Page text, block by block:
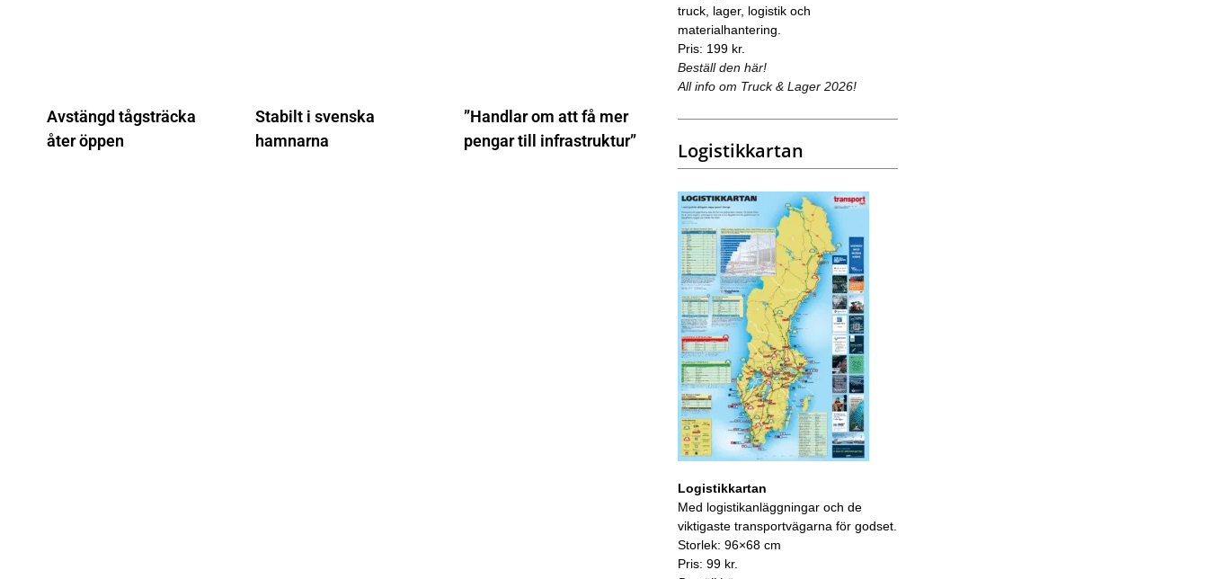
Avstängd tågsträcka
åter öppen
Stabilt i svenska
hamnarna
”Handlar om att få mer
pengar till infrastruktur”
truck, lager, logistik och
materialhantering.
Pris: 199 kr.
Beställ den här!
All info om Truck & Lager 2026!
Logistikkartan
Logistikkartan
Med logistikanläggningar och de
viktigaste transportvägarna för godset.
Storlek: 96×68 cm
Pris: 99 kr.